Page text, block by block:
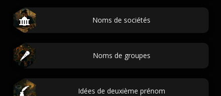
Noms de sociétés
Noms de groupes
Idées de deuxième prénom